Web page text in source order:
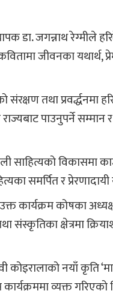
डा. जगन्नाथ रेग्मीले
जीवनका यथार्थ,
तथा प्रवर्द्धनमा
पाउनुपर्ने
साहित्यको विकासमा
समर्पित र प्रेरणादायी
कार्यक्रम कोषका
संस्कृतिका क्षेत्रमा
कोइरालाको नयाँ कृति
व्यक्त गरिएको